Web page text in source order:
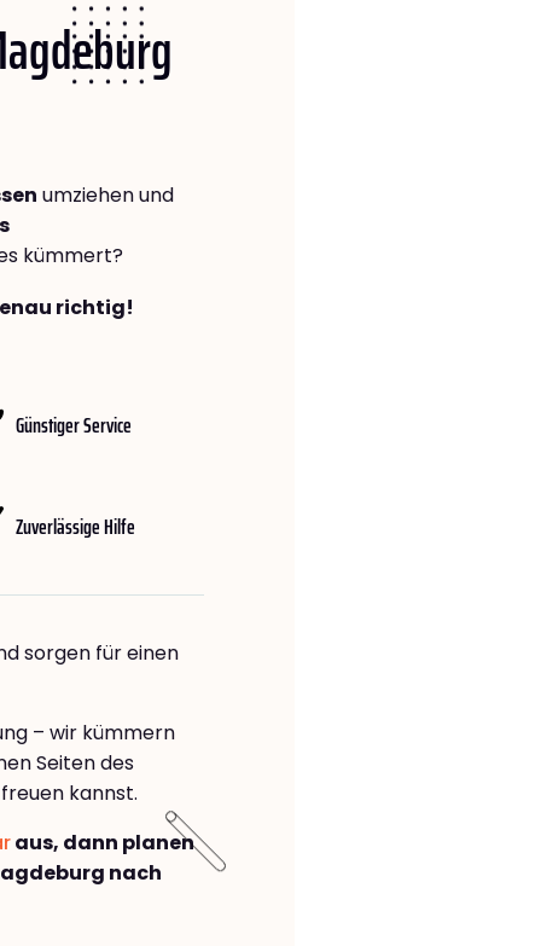
umziehen und
kümmert?
richtig!
Günstiger Service
Zuverlässige Hilfe
sorgen für einen
– wir kümmern
Seiten des
kannst.
aus, dann planen
nach